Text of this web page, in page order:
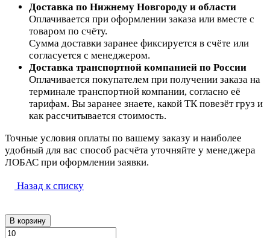
Доставка по Нижнему Новгороду и области
Оплачивается при оформлении заказа или вместе с
товаром по счёту.
Сумма доставки заранее фиксируется в счёте или
согласуется с менеджером.
Доставка транспортной компанией по России
Оплачивается покупателем при получении заказа на
терминале транспортной компании, согласно её
тарифам. Вы заранее знаете, какой ТК повезёт груз и
как рассчитывается стоимость.
Точные условия оплаты по вашему заказу и наиболее
удобный для вас способ расчёта уточняйте у менеджера
ЛОБАС при оформлении заявки.
Назад к списку
В корзину